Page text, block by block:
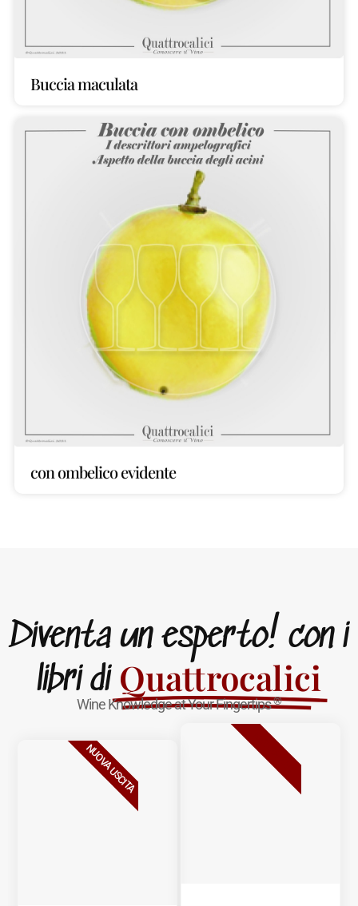
Buccia maculata
con ombelico evidente
Diventa un esperto! con i
libri di Quattrocalici
Wine Knowledge at Your Fingertips®
NUOVA USCITA BESTSELLER